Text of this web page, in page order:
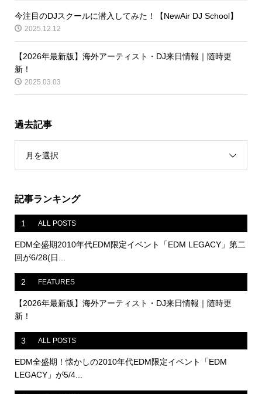
今注目のDJスクールに潜入してみた！【NewAir DJ School】
2025.12.12
【2026年最新版】海外アーティスト・DJ来日情報｜随時更
新！
2025.03.03
過去記事
月を選択
記事ランキング
1 ALL POSTS
EDM全盛期2010年代EDM限定イベント「EDM LEGACY」第二
回が6/28(日...
2 FEATURES
【2026年最新版】海外アーティスト・DJ来日情報｜随時更
新！
3 ALL POSTS
EDM全盛期！懐かしの2010年代EDM限定イベント「EDM
LEGACY」が5/4...